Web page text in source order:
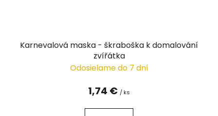
Karnevalová maska - škraboška k domalování
zvířátka
Odosielame do 7 dní
1,74 € / ks